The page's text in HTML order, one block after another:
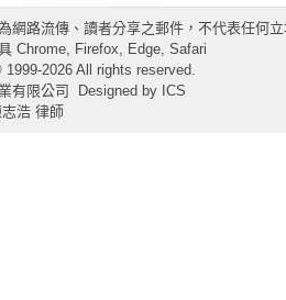
網路流傳、讀者分享之郵件，不代表任何
Chrome, Firefox, Edge, Safari
2026 All rights reserved.
有限公司
Designed by ICS
浩 律師